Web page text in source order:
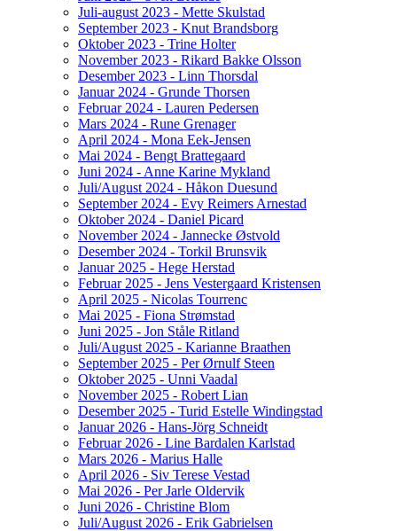
Juli-august 2023 - Mette Skulstad
September 2023 - Knut Brandsborg
Oktober 2023 - Trine Holter
November 2023 - Rikard Bakke Olsson
Desember 2023 - Linn Thorsdal
Januar 2024 - Grunde Thorsen
Februar 2024 - Lauren Pedersen
Mars 2024 - Rune Grenager
April 2024 - Mona Eek-Jensen
Mai 2024 - Bengt Brattegaard
Juni 2024 - Anne Karine Mykland
Juli/August 2024 - Håkon Duesund
September 2024 - Evy Reimers Arnestad
Oktober 2024 - Daniel Picard
November 2024 - Jannecke Østvold
Desember 2024 - Torkil Brunsvik
Januar 2025 - Hege Herstad
Februar 2025 - Jens Vestergaard Kristensen
April 2025 - Nicolas Tourrenc
Mai 2025 - Fiona Strømstad
Juni 2025 - Jon Ståle Ritland
Juli/August 2025 - Karianne Braathen
September 2025 - Per Ørnulf Steen
Oktober 2025 - Unni Vaadal
November 2025 - Robert Lian
Desember 2025 - Turid Estelle Windingstad
Januar 2026 - Hans-Jörg Schneidt
Februar 2026 - Line Bardalen Karlstad
Mars 2026 - Marius Halle
April 2026 - Siv Terese Vestad
Mai 2026 - Per Jarle Oldervik
Juni 2026 - Christine Blom
Juli/August 2026 - Erik Gabrielsen